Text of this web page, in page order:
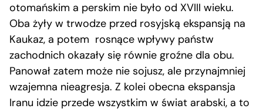
otomańskim a perskim nie było od XVIII wieku.
Oba żyły w trwodze przed rosyjską ekspansją na
Kaukaz, a potem rosnące wpływy państw
zachodnich okazały się równie groźne dla obu.
Panował zatem może nie sojusz, ale przynajmniej
wzajemna nieagresja. Z kolei obecna ekspansja
Iranu idzie przede wszystkim w świat arabski, a to